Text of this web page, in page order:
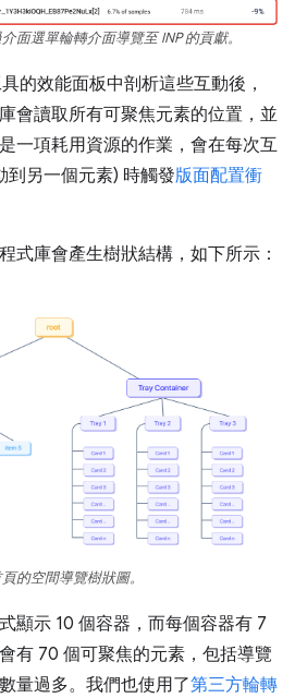
面選單輪轉介面導覽至 INP 的貢獻。
的效能面板中剖析這些互動後，
會讀取所有可聚焦元素的位置，並
一項耗用資源的作業，會在每次互
到另一個元素) 時觸發版面配置衝
式庫會產生樹狀結構，如下所示：
的空間導覽樹狀圖。
顯示 10 個容器，而每個容器有 7
有 70 個可聚焦的元素，包括導覽
量過多。我們也使用了第三方輪轉